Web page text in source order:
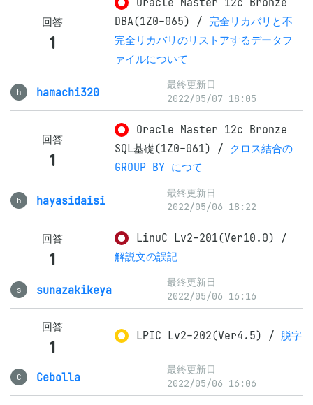
回答
1
DBA(1Z0-065) / 完全リカバリと不
完全リカバリのリストアするデータフ
ァイルについて
h hamachi320
最終更新日
2022/05/07 18:05
回答
1
Oracle Master 12c Bronze
SQL基礎(1Z0-061) / クロス結合の
GROUP BY につて
h hayasidaisi
最終更新日
2022/05/06 18:22
回答
1
LinuC Lv2-201(Ver10.0) /
解説文の誤記
s sunazakikeya
最終更新日
2022/05/06 16:16
回答
1 LPIC Lv2-202(Ver4.5) / 脱字
C Cebolla
最終更新日
2022/05/06 16:06